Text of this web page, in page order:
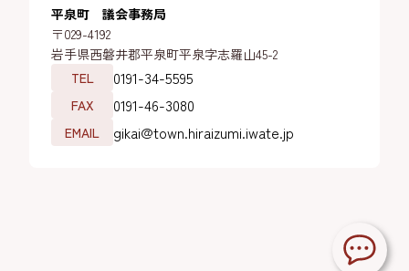
平泉町 議会事務局
〒029-4192
岩手県西磐井郡平泉町平泉字志羅山45-2
TEL
0191-34-5595
FAX 0191-46-3080
EMAIL gikai@town.hiraizumi.iwate.jp